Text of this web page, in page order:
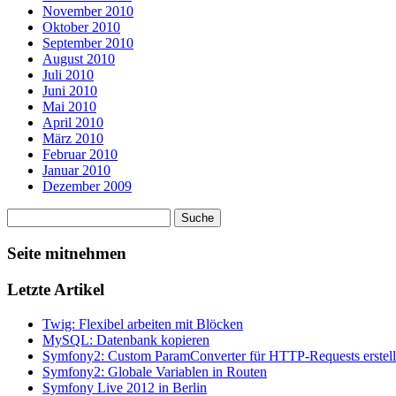
November 2010
Oktober 2010
September 2010
August 2010
Juli 2010
Juni 2010
Mai 2010
April 2010
März 2010
Februar 2010
Januar 2010
Dezember 2009
Seite mitnehmen
Letzte Artikel
Twig: Flexibel arbeiten mit Blöcken
MySQL: Datenbank kopieren
Symfony2: Custom ParamConverter für HTTP-Requests
Symfony2: Globale Variablen in Routen
Symfony Live 2012 in Berlin